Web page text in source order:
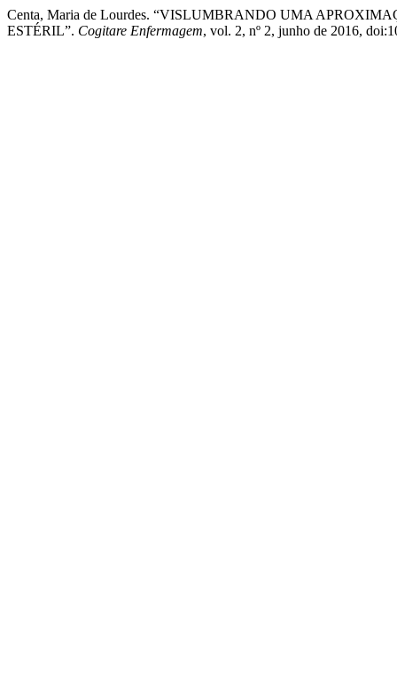
Centa, Maria de Lourdes. “VISLUMBRANDO UMA
ESTÉRIL”. Cogitare Enfermagem, vol. 2, nº 2, junho de 2016,